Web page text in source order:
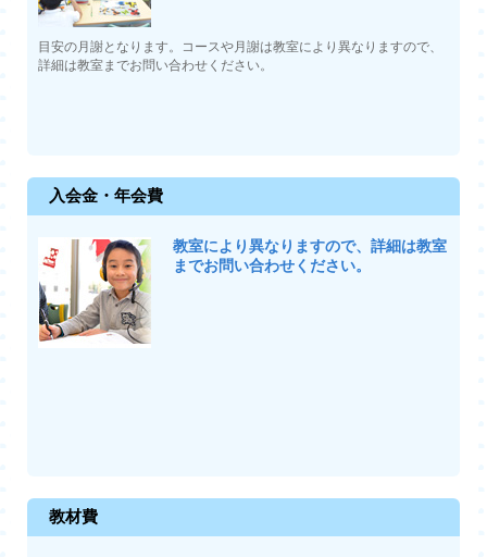
目安の月謝となります。コースや月謝は教室により異なりますので、
詳細は教室までお問い合わせください。
入会金・年会費
教室により異なりますので、詳細は教室
までお問い合わせください。
教材費